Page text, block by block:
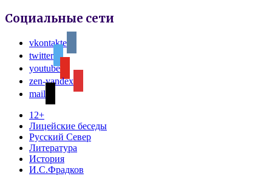
Социальные сети
vkontakte
twitter
youtube
zen-yandex
mail
12+
Лицейские беседы
Русский Север
Литература
История
И.С.Фрадков